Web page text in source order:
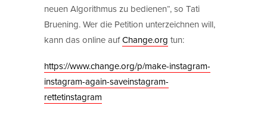
neuen Algorithmus zu bedienen“, so Tati
Bruening. Wer die Petition unterzeichnen will,
kann das online aufChange.org tun:
https://www.change.org/p/make-instagram-
instagram-again-saveinstagram-
rettetinstagram